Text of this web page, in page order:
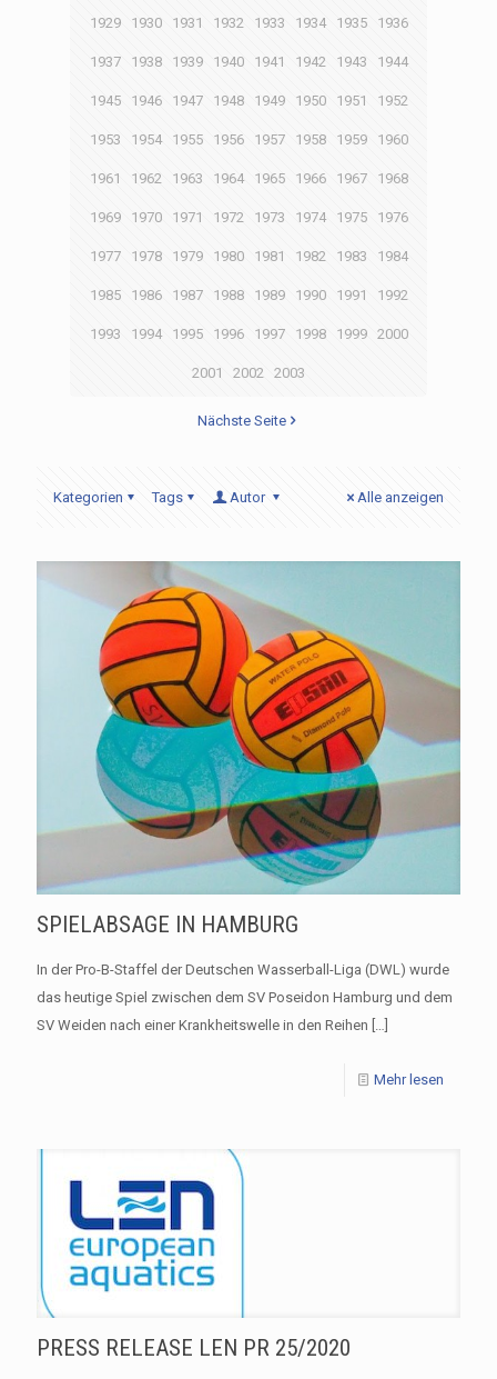
1929 1930 1931 1932 1933 1934 1935 1936
1937 1938 1939 1940 1941 1942 1943 1944
1945 1946 1947 1948 1949 1950 1951 1952
1953 1954 1955 1956 1957 1958 1959 1960
1961 1962 1963 1964 1965 1966 1967 1968
1969 1970 1971 1972 1973 1974 1975 1976
1977 1978 1979 1980 1981 1982 1983 1984
1985 1986 1987 1988 1989 1990 1991 1992
1993 1994 1995 1996 1997 1998 1999 2000
2001 2002 2003
Nächste Seite
Kategorien Tags Autor Alle anzeigen
SPIELABSAGE IN HAMBURG
In der Pro-B-Staffel der Deutschen Wasserball-Liga (DWL) wurde
das heutige Spiel zwischen dem SV Poseidon Hamburg und dem
SV Weiden nach einer Krankheitswelle in den Reihen
Mehr lesen
PRESS RELEASE LEN PR 25/2020